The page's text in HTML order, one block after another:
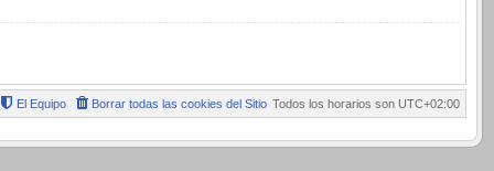
Todos los horarios son UTC+02:00
Borrar todas las cookies del Sitio
El Equipo